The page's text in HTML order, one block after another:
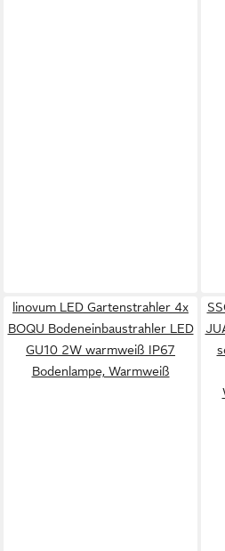
linovum LED Gartenstrahler 4x
BOQU Bodeneinbaustrahler LED
GU10 2W warmweiß IP67
Bodenlampe, Warmweiß